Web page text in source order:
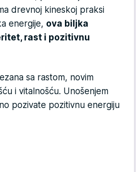
drevnoj kineskoj praksi
energije, ova biljka
rast i pozitivnu
sa rastom, novim
i vitalnošću. Unošenjem
pozivate pozitivnu energiju